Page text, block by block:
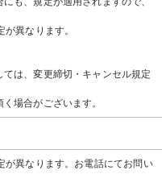
異なります。
は、変更締切・キャンセル規定
場合がございます。
が異なります。お電話にてお問い